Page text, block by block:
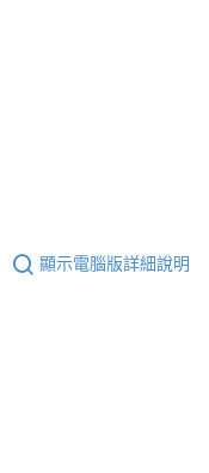
顯示電腦版詳細說明